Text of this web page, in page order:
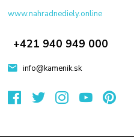
www.nahradnediely.online
+421 940 949 000
info@kamenik.sk